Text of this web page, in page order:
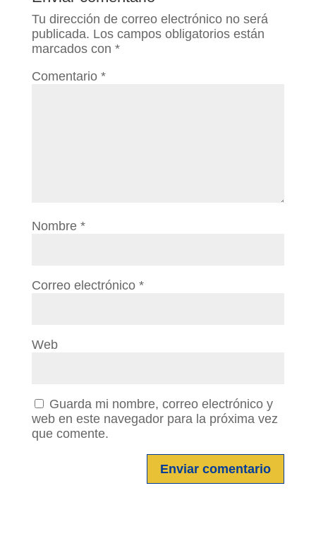
Tu dirección de correo electrónico no será
publicada. Los campos obligatorios están
marcados con *
Comentario *
Nombre *
Correo electrónico *
Web
Guarda mi nombre, correo electrónico y
web en este navegador para la próxima vez
que comente.